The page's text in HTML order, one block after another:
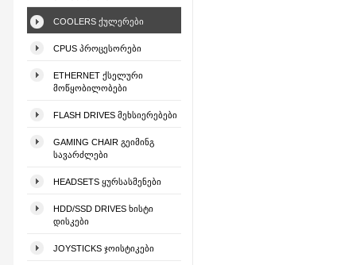
COOLERS ᲥᲣᲚᲔᲠᲔᲑᲘ
CPUS ᲞᲠᲝᲪᲔᲡᲝᲠᲔᲑᲘ
ETHERNET ᲥᲡᲔᲚᲣᲠᲘ
ᲛᲝᲬᲧᲝᲑᲘᲚᲝᲑᲔᲑᲘ
FLASH DRIVES ᲛᲔᲮᲡᲘᲔᲠᲔᲑᲔᲑᲘ
GAMING CHAIR ᲒᲔᲘᲛᲘᲜᲒ
ᲡᲐᲕᲐᲠᲫᲚᲔᲑᲘ
HEADSETS ᲧᲣᲠᲡᲐᲡᲛᲔᲜᲔᲑᲘ
HDD/SSD DRIVES ᲮᲘᲡᲢᲘ
ᲓᲘᲡᲙᲔᲑᲘ
JOYSTICKS ᲯᲝᲘᲡᲢᲘᲙᲔᲑᲘ